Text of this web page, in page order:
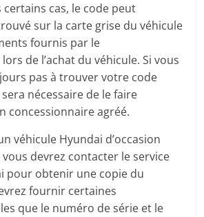
certains cas, le code peut
sur la carte grise du véhicule
fournis par le
de l’achat du véhicule. Si vous
pas à trouver votre code
nécessaire de le faire
concessionnaire agréé.
véhicule Hyundai d’occasion
devrez contacter le service
pour obtenir une copie du
fournir certaines
que le numéro de série et le